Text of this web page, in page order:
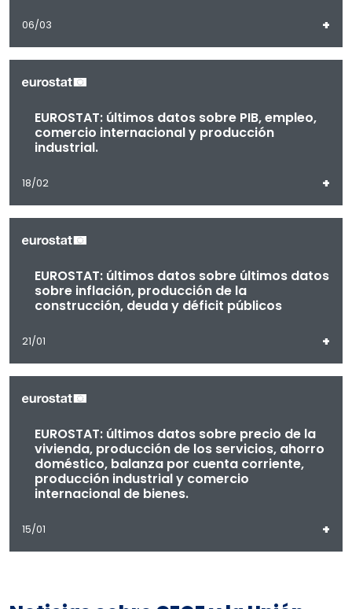
06/03 +
EUROSTAT: últimos datos sobre PIB, empleo,
comercio internacional y producción
industrial.
18/02 +
EUROSTAT: últimos datos sobre últimos datos
sobre inflación, producción de la
construcción, deuda y déficit públicos
21/01 +
EUROSTAT: últimos datos sobre precio de la
vivienda, producción de los servicios, ahorro
doméstico, balanza por cuenta corriente,
producción industrial y comercio
internacional de bienes.
15/01 +